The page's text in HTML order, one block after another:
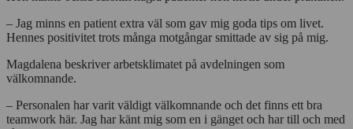
– Jag minns en patient extra väl som gav mig goda tips om livet.
Hennes positivitet trots många motgångar smittade av sig på mig.
Magdalena beskriver arbetsklimatet på avdelningen som
välkomnande.
– Personalen har varit väldigt välkomnande och det finns ett bra
teamwork här. Jag har känt mig som en i gänget och har till och med